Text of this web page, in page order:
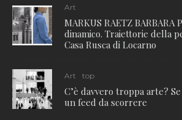
Art
MARKUS RAETZ BARBARA
dinamico. Traiettorie della
Casa Rusca di Locarno
Art top
C’è davvero troppa arte?
un feed da scorrere